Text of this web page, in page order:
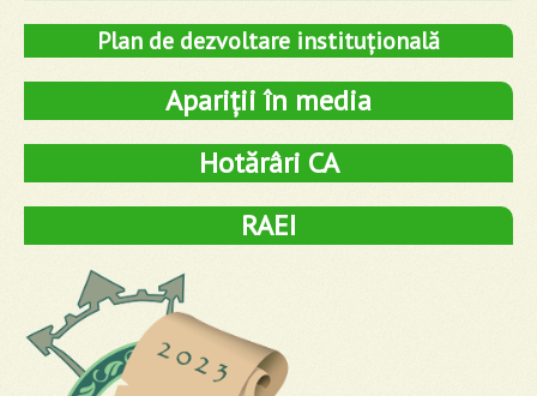
Plan de dezvoltare instituțională
Apariții în media
Hotărâri CA
RAEI